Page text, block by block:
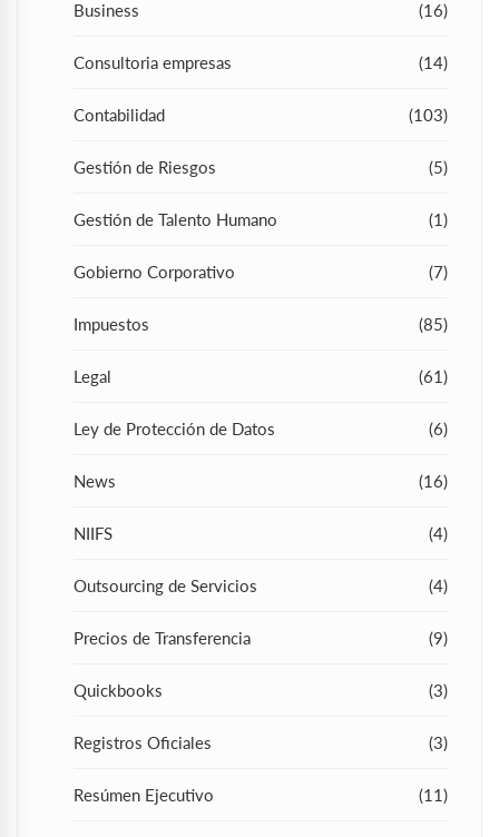
Business (16)
Consultoria empresas (14)
Contabilidad (103)
Gestión de Riesgos (5)
Gestión de Talento Humano (1)
Gobierno Corporativo (7)
Impuestos (85)
Legal (61)
Ley de Protección de Datos (6)
News (16)
NIIFS (4)
Outsourcing de Servicios (4)
Precios de Transferencia (9)
Quickbooks (3)
Registros Oficiales (3)
Resúmen Ejecutivo (11)